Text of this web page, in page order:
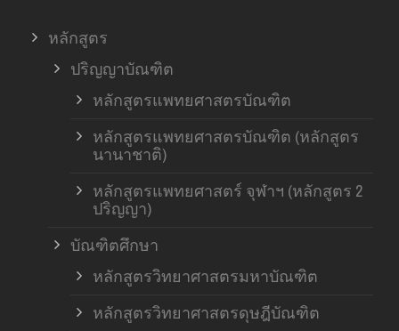
หลักสูตร
ปริญญาบัณฑิต
หลักสูตรแพทยศาสตรบัณฑิต
หลักสูตรแพทยศาสตรบัณฑิต (หลักสูตร
นานาชาติ)
หลักสูตรแพทยศาสตร์ จุฬาฯ (หลักสูตร 2
ปริญญา)
บัณฑิตศึกษา
หลักสูตรวิทยาศาสตรมหาบัณฑิต
หลักสูตรวิทยาศาสตรดุษฎีบัณฑิต